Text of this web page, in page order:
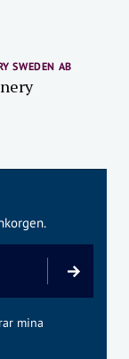
SWEDEN AB
mina